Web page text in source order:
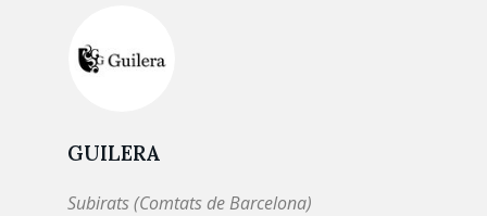
GUILERA
Subirats (Comtats de Barcelona)